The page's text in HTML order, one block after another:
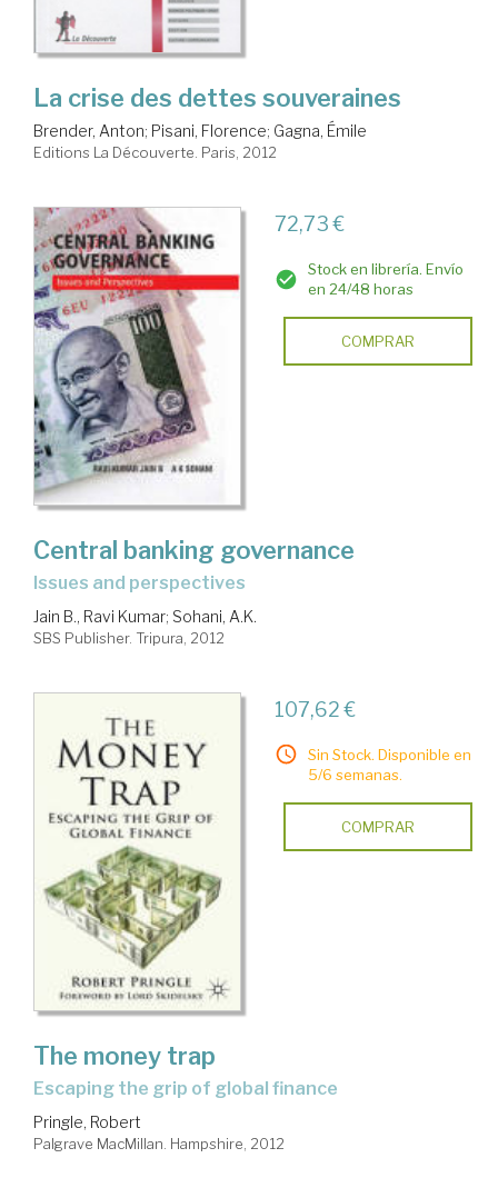
La crise des dettes souveraines
Brender, Anton; Pisani, Florence; Gagna, Émile
Editions La Découverte. Paris, 2012
72,73 €
Stock en librería. Envío
en 24/48 horas
COMPRAR
Central banking governance
issues and perspectives
Jain B., Ravi Kumar; Sohani, A.K.
SBS Publisher. Tripura, 2012
107,62 €
Sin Stock. Disponible en
5/6 semanas.
COMPRAR
The money trap
escaping the grip of global finance
Pringle, Robert
Palgrave MacMillan. Hampshire, 2012